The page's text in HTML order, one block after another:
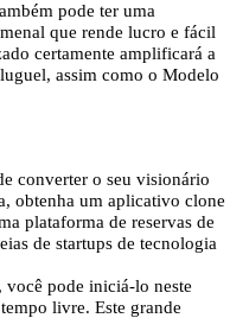
pode ter uma
que rende lucro e fácil
certamente amplificará a
assim como o Modelo
converter o seu visionário
obtenha um aplicativo clone
plataforma de reservas de
de startups de tecnologia
você pode iniciá-lo neste
livre. Este grande